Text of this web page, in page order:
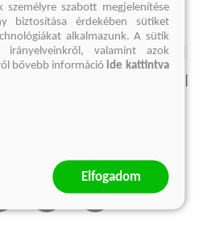
Elállási felmondási nyilatkozat
személyre szabott megjelenítése
biztosítása érdekében sütiket
alkalmazunk. A sütik
irányelveinkről, valamint azok
bővebb információide kattintva
Elfogadom